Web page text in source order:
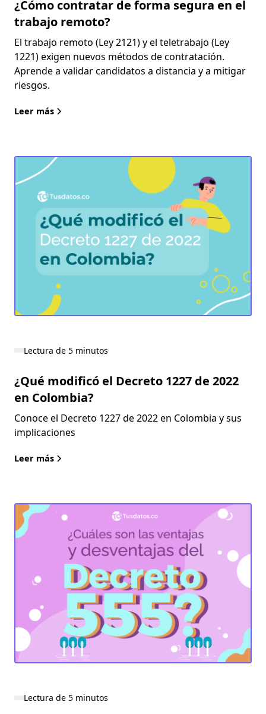
¿Cómo contratar de forma segura en el
trabajo remoto?
El trabajo remoto (Ley 2121) y el teletrabajo (Ley
1221) exigen nuevos métodos de contratación.
Aprende a validar candidatos a distancia y a mitigar
riesgos.
Leer más
Lectura de 5 minutos
¿Qué modificó el Decreto 1227 de 2022
en Colombia?
Conoce el Decreto 1227 de 2022 en Colombia y sus
implicaciones
Leer más
Lectura de 5 minutos